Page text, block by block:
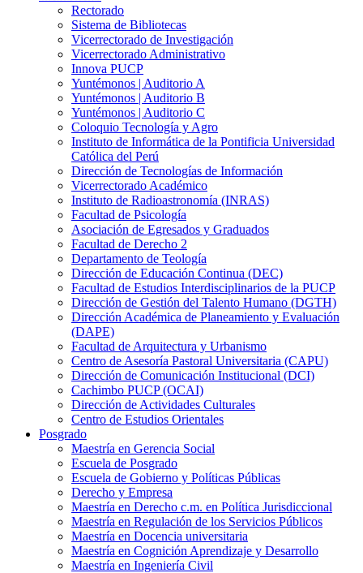
Rectorado
Sistema de Bibliotecas
Vicerrectorado de Investigación
Vicerrectorado Administrativo
Innova PUCP
Yuntémonos | Auditorio A
Yuntémonos | Auditorio B
Yuntémonos | Auditorio C
Coloquio Tecnología y Agro
Instituto de Informática de la Pontificia Universidad
Católica del Perú
Dirección de Tecnologías de Información
Vicerrectorado Académico
Instituto de Radioastronomía (INRAS)
Facultad de Psicología
Asociación de Egresados y Graduados
Facultad de Derecho 2
Departamento de Teología
Dirección de Educación Continua (DEC)
Facultad de Estudios Interdisciplinarios de la PUCP
Dirección de Gestión del Talento Humano (DGTH)
Dirección Académica de Planeamiento y Evaluación
(DAPE)
Facultad de Arquitectura y Urbanismo
Centro de Asesoría Pastoral Universitaria (CAPU)
Dirección de Comunicación Institucional (DCI)
Cachimbo PUCP (OCAI)
Dirección de Actividades Culturales
Centro de Estudios Orientales
Posgrado
Maestría en Gerencia Social
Escuela de Posgrado
Escuela de Gobierno y Políticas Públicas
Derecho y Empresa
Maestría en Derecho c.m. en Política Jurisdiccional
Maestría en Regulación de los Servicios Públicos
Maestría en Docencia universitaria
Maestría en Cognición Aprendizaje y Desarrollo
Maestría en Ingeniería Civil